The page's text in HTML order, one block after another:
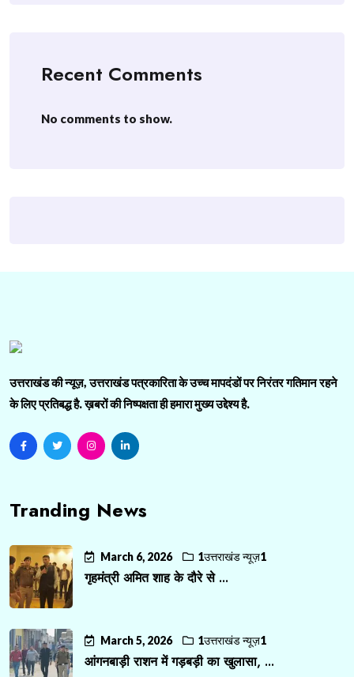
Recent Comments
No comments to show.
उत्तराखंड की न्यूज़, उत्तराखंड पत्रकारिता के उच्च मापदंडों पर निरंतर गतिमान रहने
के लिए प्रतिबद्ध है. ख़बरों की निष्पक्षता ही हमारा मुख्य उद्देश्य है.
Tranding News
March 6, 2026 1उत्तराखंड न्यूज़1
गृहमंत्री अमित शाह के दौरे से ...
March 5, 2026 1उत्तराखंड न्यूज़1
आंगनबाड़ी राशन में गड़बड़ी का खुलासा, ...